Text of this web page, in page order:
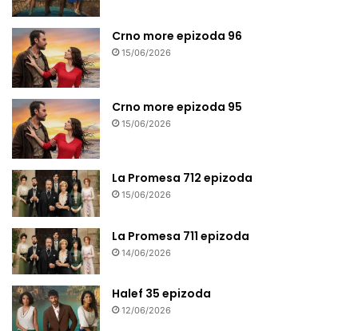
Crno more epizoda 96
15/06/2026
Crno more epizoda 95
15/06/2026
La Promesa 712 epizoda
15/06/2026
La Promesa 711 epizoda
14/06/2026
Halef 35 epizoda
12/06/2026